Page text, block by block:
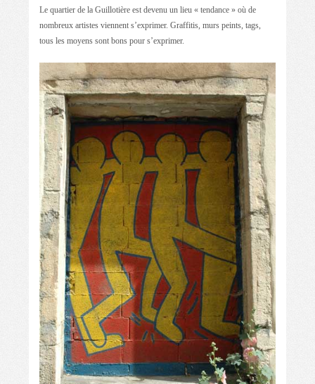
Le quartier de la Guillotière est devenu un lieu « tendance » où de
nombreux artistes viennent s’exprimer. Graffitis, murs peints, tags,
tous les moyens sont bons pour s’exprimer.